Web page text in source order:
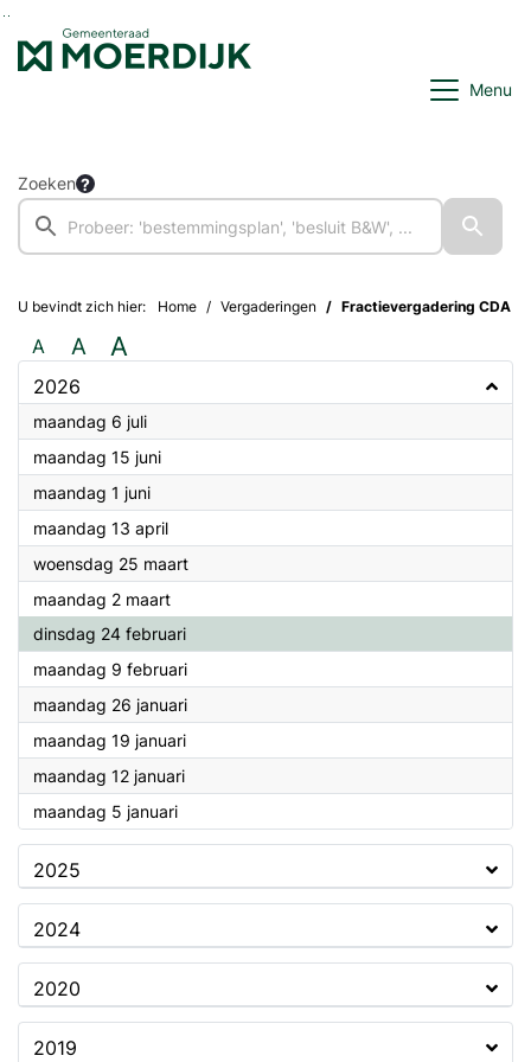
Ga naar de inhoud van deze pagina
Ga naar het zoeken
Ga naar het menu
Menu
Zoeken
U bevindt zich hier: Home Vergaderingen Fractievergadering CDA
A A A
2026
maandag 6 juli2026
maandag 15 juni2026
maandag 1 juni2026
maandag 13 april2026
woensdag 25 maart2026
maandag 2 maart2026
dinsdag 24 februari2026
maandag 9 februari2026
maandag 26 januari2026
maandag 19 januari2026
maandag 12 januari2026
maandag 5 januari2026
2025
2024
2020
2019